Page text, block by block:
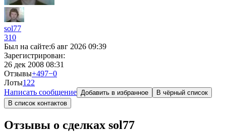
sol77
310
Был на сайте:6 авг 2026 09:39
Зарегистрирован:
26 дек 2008 08:31
Отзывы+497−0
Лоты1 22
Написать сообщение Добавить в избранное
В чёрный список
В список контактов
Отзывы о сделках sol77